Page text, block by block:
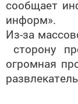
информ».
Из-за
сторону
огромная